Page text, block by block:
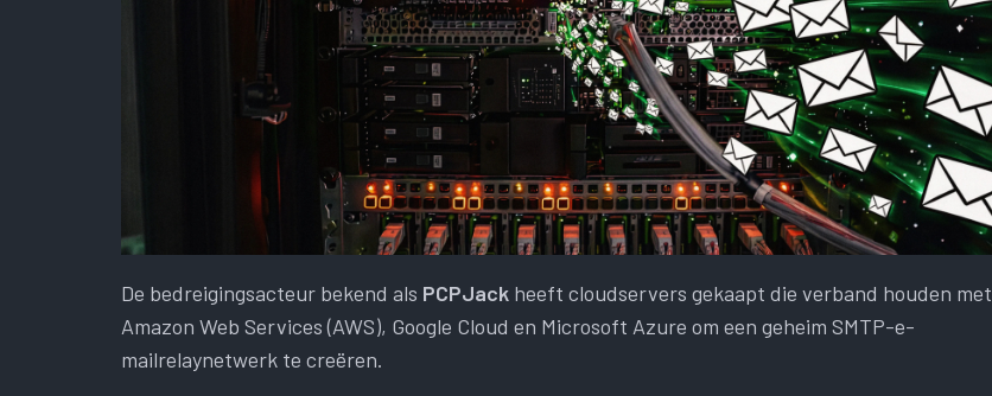
De bedreigingsacteur bekend als PCPJack heeft cloudservers gekaapt die verband houden met
Amazon Web Services (AWS), Google Cloud en Microsoft Azure om een ​​geheim SMTP-e-
mailrelaynetwerk te creëren.